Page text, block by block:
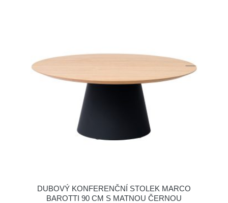
DUBOVÝ KONFERENČNÍ STOLEK MARCO
BAROTTI 90 CM S MATNOU ČERNOU